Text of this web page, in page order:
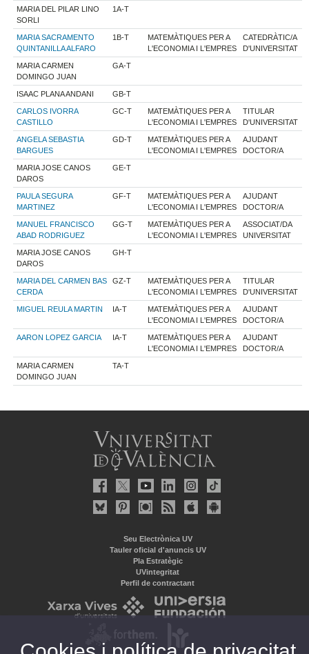
MARIA DEL PILAR LINO
SORLI
1A-T
MARIA SACRAMENTO
QUINTANILLA ALFARO
1B-T
MATEMÀTIQUES PER A
L'ECONOMIA I L'EMPRES
CATEDRÀTIC/A
D'UNIVERSITAT
MARIA CARMEN
DOMINGO JUAN
GA-T
ISAAC PLANA ANDANI GB-T
CARLOS IVORRA
CASTILLO
GC-T
MATEMÀTIQUES PER A
L'ECONOMIA I L'EMPRES
TITULAR
D'UNIVERSITAT
ANGELA SEBASTIA
BARGUES
GD-T
MATEMÀTIQUES PER A
L'ECONOMIA I L'EMPRES
AJUDANT
DOCTOR/A
MARIA JOSE CANOS
DAROS
GE-T
PAULA SEGURA
MARTINEZ
GF-T
MATEMÀTIQUES PER A
L'ECONOMIA I L'EMPRES
AJUDANT
DOCTOR/A
MANUEL FRANCISCO
ABAD RODRIGUEZ
GG-T
MATEMÀTIQUES PER A
L'ECONOMIA I L'EMPRES
ASSOCIAT/DA
UNIVERSITAT
MARIA JOSE CANOS
DAROS
GH-T
MARIA DEL CARMEN BAS
CERDA
GZ-T
MATEMÀTIQUES PER A
L'ECONOMIA I L'EMPRES
TITULAR
D'UNIVERSITAT
MIGUEL REULA MARTIN IA-T
MATEMÀTIQUES PER A
L'ECONOMIA I L'EMPRES
AJUDANT
DOCTOR/A
AARON LOPEZ GARCIA IA-T
MATEMÀTIQUES PER A
L'ECONOMIA I L'EMPRES
AJUDANT
DOCTOR/A
MARIA CARMEN
DOMINGO JUAN
TA-T
Seu Electrònica UV
Tauler oficial d'anuncis UV
Pla Estratègic
UVintegritat
Perfil de contractant